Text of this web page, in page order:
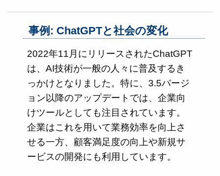
事例: ChatGPTと社会の変化
2022年11月にリリースされたChatGPT
は、AI技術が一般の人々に普及するき
っかけとなりました。特に、3.5バージ
ョン以降のアップデートでは、企業向
けツールとしても注目されています。
企業はこれを用いて業務効率を向上さ
せる一方、顧客満足度の向上や新規サ
ービスの開発にも利用しています。